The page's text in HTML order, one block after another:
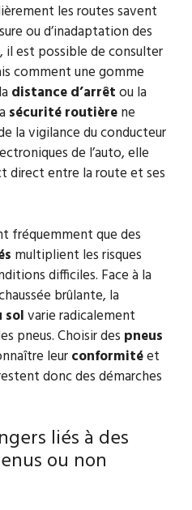
les routes savent
ou d’inadaptation des
il est possible de consulter
comment une gomme
distance d’arrêtou la
sécurité routièrene
la vigilance du conducteur
de l’auto, elle
direct entre la route et ses
fréquemment que des
multiplient les risques
difficiles. Face à la
brûlante, la
solvarie radicalement
pneus. Choisir des pneus
leurconformitéet
donc des démarches
liés à des
ou non